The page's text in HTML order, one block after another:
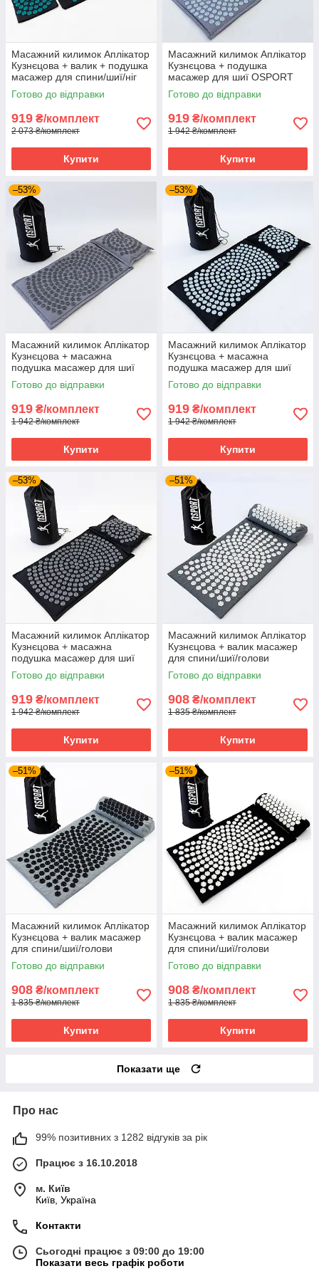
Масажний килимок Аплікатор
Кузнєцова + валик + подушка
масажер для спини/шиї/ніг
OSPORT Lotus Set (n-0003)
Чорно-бірюзовий
Готово до відправки
919 ₴/комплект
2 073 ₴/комплект
Купити
Масажний килимок Аплікатор
Кузнєцова + подушка
масажер для шиї OSPORT
Lotus Mat Eco (apl-020) Сіро-
небесний
Готово до відправки
919 ₴/комплект
1 942 ₴/комплект
Купити
–53%
Масажний килимок Аплікатор
Кузнєцова + масажна
подушка масажер для шиї
OSPORT Lotus Mat Eco (apl-
020) Сіро-сірий
Готово до відправки
919 ₴/комплект
1 942 ₴/комплект
Купити
–53%
Масажний килимок Аплікатор
Кузнєцова + масажна
подушка масажер для шиї
OSPORT Lotus Mat Eco (apl-
020) Чорно-небесний
Готово до відправки
919 ₴/комплект
1 942 ₴/комплект
Купити
–53%
Масажний килимок Аплікатор
Кузнєцова + масажна
подушка масажер для шиї
OSPORT Lotus Mat Eco (apl-
020) Чорно-сірий
Готово до відправки
919 ₴/комплект
1 942 ₴/комплект
Купити
–51%
Масажний килимок Аплікатор
Кузнєцова + валик масажер
для спини/шиї/голови
OSPORT Lotus Sun Mat Eco
(apl-029) Сіро-білий
Готово до відправки
908 ₴/комплект
1 835 ₴/комплект
Купити
–51%
Масажний килимок Аплікатор
Кузнєцова + валик масажер
для спини/шиї/голови
OSPORT Lotus Sun Mat Eco
(apl-029) Сіро-чорний
Готово до відправки
908 ₴/комплект
1 835 ₴/комплект
Купити
–51%
Масажний килимок Аплікатор
Кузнєцова + валик масажер
для спини/шиї/голови
OSPORT Lotus Sun Mat Eco
(apl-029) Чорно-білий
Готово до відправки
908 ₴/комплект
1 835 ₴/комплект
Купити
Показати ще
Про нас
99% позитивних з 1282 відгуків за рік
Працює з 16.10.2018
м. Київ
Київ, Україна
Контакти
Сьогодні працює з 09:00 до 19:00
Показати весь графік роботи